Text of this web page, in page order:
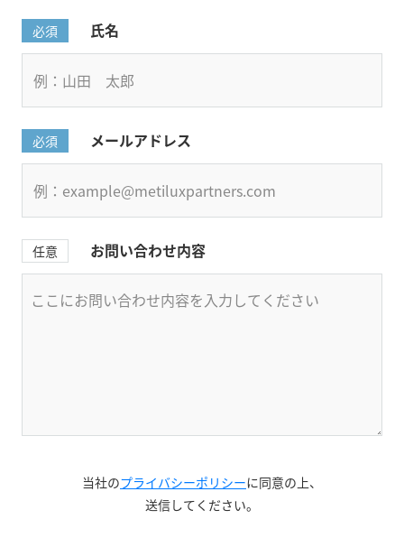
必須 氏名
必須 メールアドレス
任意 お問い合わせ内容
当社のプライバシーポリシーに同意の上、
送信してください。